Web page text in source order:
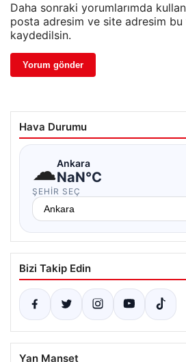
Daha sonraki yorumlarımda
posta adresim ve site adresim bu
kaydedilsin.
Hava Durumu
☁Ankara
NaN°C
ŞEHIR SEÇ
Bizi Takip Edin
Yan Manşet